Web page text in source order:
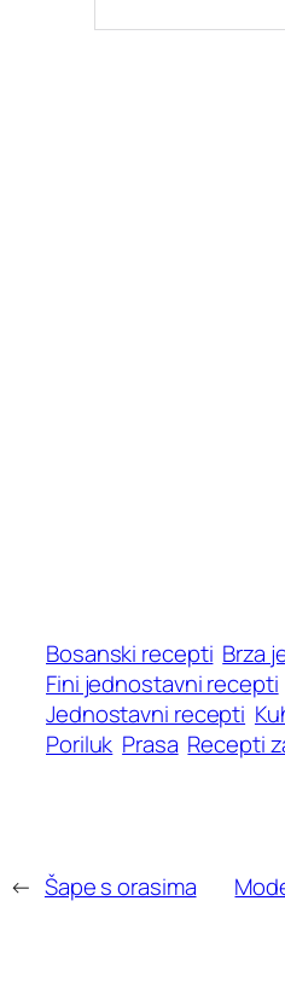
Bosanski recepti Brza
Fini jednostavni recepti
Jednostavni recepti
Poriluk Prasa Recepti
← Šape s orasima